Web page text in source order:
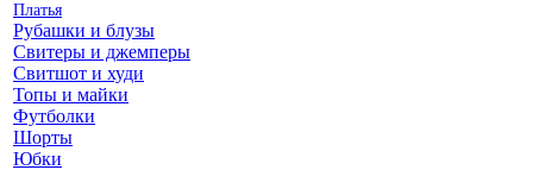
Платья
Рубашки и блузы
Свитеры и джемперы
Свитшот и худи
Топы и майки
Футболки
Шорты
Юбки